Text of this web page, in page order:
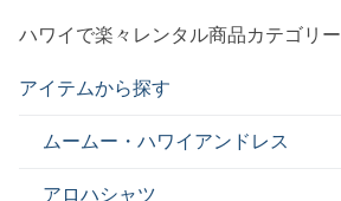
ハワイで楽々レンタル商品カテゴリー
アイテムから探す
ムームー・ハワイアンドレス
アロハシャツ